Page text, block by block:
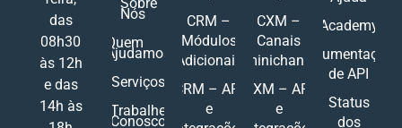
das
08h30
às 12h
e das
14h às
Sobre
Nós
Quem
Ajudamos
Serviços
Trabalhe
Conosco
CRM –
Módulos
Adicionais
CRM – API
e
CXM –
Canais
Ominichannel
CXM – API
e
Academy
Documentações
de API
Status
dos